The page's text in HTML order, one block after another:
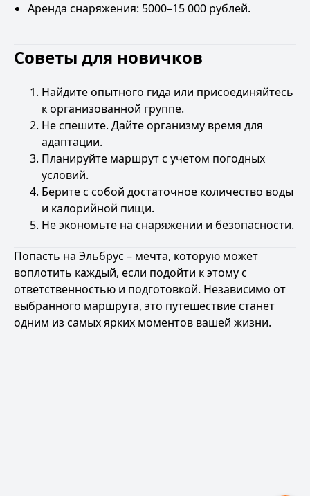
Аренда снаряжения: 5000–15 000 рублей.
Советы для новичков
Найдите опытного гида или присоединяйтесь
к организованной группе.
Не спешите. Дайте организму время для
адаптации.
Планируйте маршрут с учетом погодных
условий.
Берите с собой достаточное количество воды
и калорийной пищи.
Не экономьте на снаряжении и безопасности.
Попасть на Эльбрус – мечта, которую может
воплотить каждый, если подойти к этому с
ответственностью и подготовкой. Независимо от
выбранного маршрута, это путешествие станет
одним из самых ярких моментов вашей жизни.